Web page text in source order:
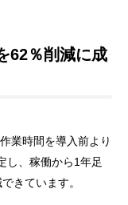
62％削減に成
業時間を導入前より
し、稼働から1年足
きています。